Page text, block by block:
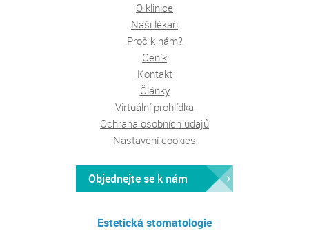
O klinice
Naši lékaři
Proč k nám?
Ceník
Kontakt
Články
Virtuální prohlídka
Ochrana osobních údajů
Nastavení cookies
Objednejte se k nám
Estetická stomatologie